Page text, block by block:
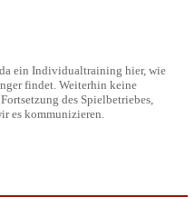
ein Individualtraining hier, wie
findet. Weiterhin keine
des Spielbetriebes,
es kommunizieren.